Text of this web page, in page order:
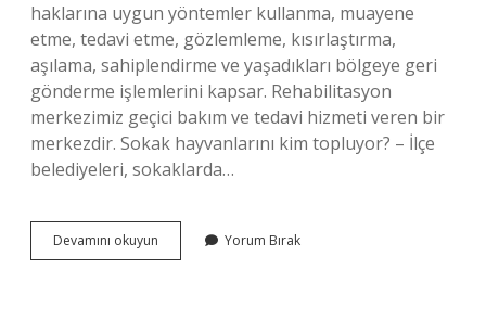
haklarına uygun yöntemler kullanma, muayene
etme, tedavi etme, gözlemleme, kısırlaştırma,
aşılama, sahiplendirme ve yaşadıkları bölgeye geri
gönderme işlemlerini kapsar. Rehabilitasyon
merkezimiz geçici bakım ve tedavi hizmeti veren bir
merkezdir. Sokak hayvanlarını kim topluyor? – İlçe
belediyeleri, sokaklarda…
Devamını okuyun
Hayvanları
Yorum Bırak